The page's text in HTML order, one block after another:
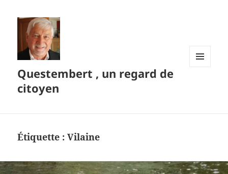
Questembert , un regard de
citoyen
Étiquette :Vilaine